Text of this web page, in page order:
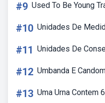
#9 Used To Be Young
#10 Unidades De
#11 Unidades De
#12 Umbanda E
#13 Uma Urna Contem